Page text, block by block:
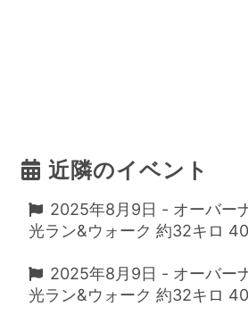
近隣のイベント
2025年8月9日 - オーバー
光ラン&ウォーク 約32キロ
2025年8月9日 - オーバー
光ラン&ウォーク 約32キロ